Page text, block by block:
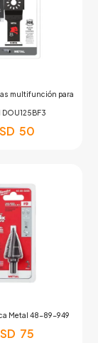
multifunción para
DOU125BF3
50
Metal 48-89-949
75